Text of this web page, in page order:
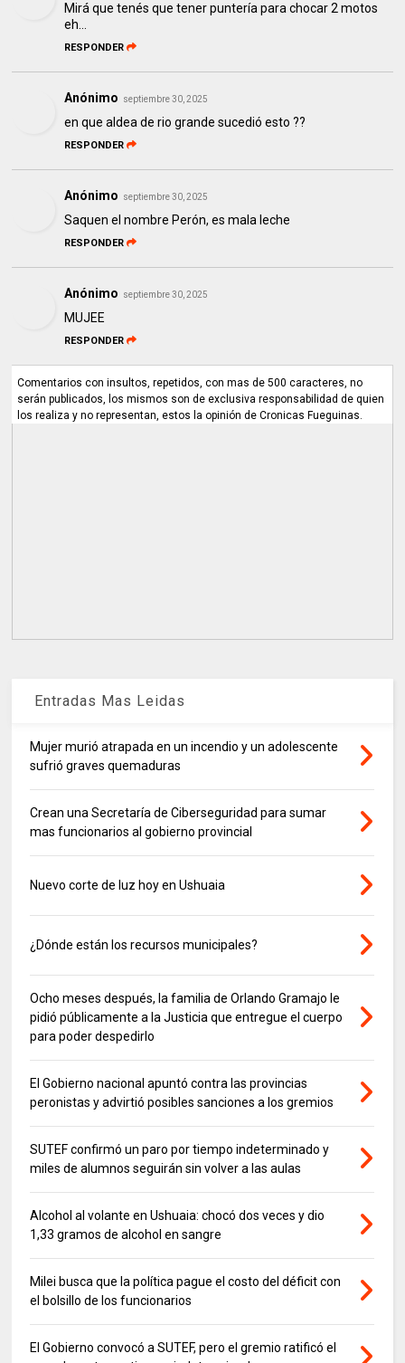
Mirá que tenés que tener puntería para chocar 2 motos
eh...
RESPONDER
Anónimo septiembre 30, 2025
en que aldea de rio grande sucedió esto ??
RESPONDER
Anónimo septiembre 30, 2025
Saquen el nombre Perón, es mala leche
RESPONDER
Anónimo septiembre 30, 2025
MUJEE
RESPONDER
Comentarios con insultos, repetidos, con mas de 500 caracteres, no
serán publicados, los mismos son de exclusiva responsabilidad de quien
los realiza y no representan, estos la opinión de Cronicas Fueguinas.
Entradas Mas Leidas
Mujer murió atrapada en un incendio y un adolescente
sufrió graves quemaduras
Crean una Secretaría de Ciberseguridad para sumar
mas funcionarios al gobierno provincial
Nuevo corte de luz hoy en Ushuaia
¿Dónde están los recursos municipales?
Ocho meses después, la familia de Orlando Gramajo le
pidió públicamente a la Justicia que entregue el cuerpo
para poder despedirlo
El Gobierno nacional apuntó contra las provincias
peronistas y advirtió posibles sanciones a los gremios
SUTEF confirmó un paro por tiempo indeterminado y
miles de alumnos seguirán sin volver a las aulas
Alcohol al volante en Ushuaia: chocó dos veces y dio
1,33 gramos de alcohol en sangre
Milei busca que la política pague el costo del déficit con
el bolsillo de los funcionarios
El Gobierno convocó a SUTEF, pero el gremio ratificó el